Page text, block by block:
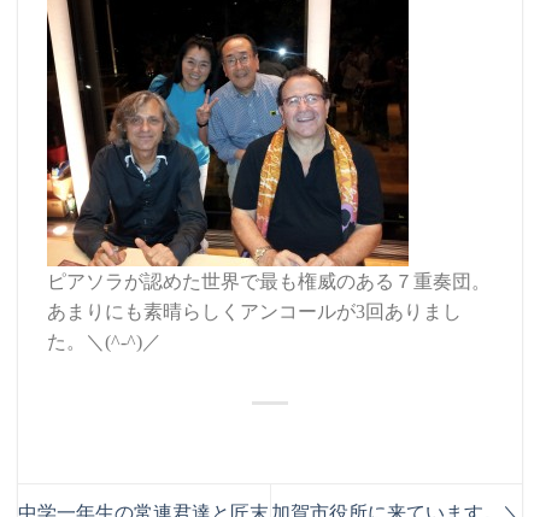
ピアソラが認めた世界で最も権威のある７重奏団。
あまりにも素晴らしくアンコールが3回ありまし
た。＼(^-^)／
中学一年生の常連君達と匠末 加賀市役所に来ています。＼